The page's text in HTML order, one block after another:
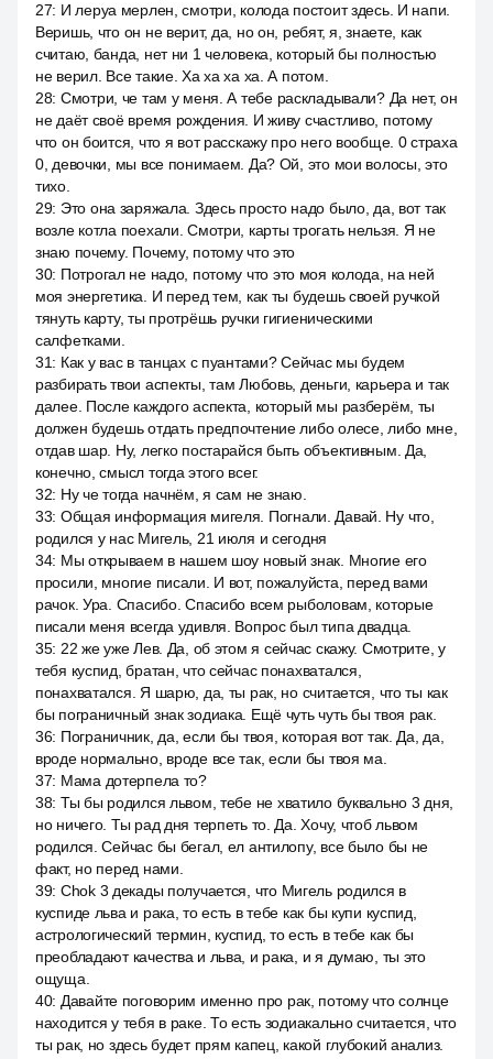
27: И леруа мерлен, смотри, колода постоит здесь. И напи.
Веришь, что он не верит, да, но он, ребят, я, знаете, как
считаю, банда, нет ни 1 человека, который бы полностью
не верил. Все такие. Ха ха ха ха. А потом.
28: Смотри, че там у меня. А тебе раскладывали? Да нет, он
не даёт своё время рождения. И живу счастливо, потому
что он боится, что я вот расскажу про него вообще. 0 страха
0, девочки, мы все понимаем. Да? Ой, это мои волосы, это
тихо.
29: Это она заряжала. Здесь просто надо было, да, вот так
возле котла поехали. Смотри, карты трогать нельзя. Я не
знаю почему. Почему, потому что это
30: Потрогал не надо, потому что это моя колода, на ней
моя энергетика. И перед тем, как ты будешь своей ручкой
тянуть карту, ты протрёшь ручки гигиеническими
салфетками.
31: Как у вас в танцах с пуантами? Сейчас мы будем
разбирать твои аспекты, там Любовь, деньги, карьера и так
далее. После каждого аспекта, который мы разберём, ты
должен будешь отдать предпочтение либо олесе, либо мне,
отдав шар. Ну, легко постарайся быть объективным. Да,
конечно, смысл тогда этого всег.
32: Ну че тогда начнём, я сам не знаю.
33: Общая информация мигеля. Погнали. Давай. Ну что,
родился у нас Мигель, 21 июля и сегодня
34: Мы открываем в нашем шоу новый знак. Многие его
просили, многие писали. И вот, пожалуйста, перед вами
рачок. Ура. Спасибо. Спасибо всем рыболовам, которые
писали меня всегда удивля. Вопрос был типа двадца.
35: 22 же уже Лев. Да, об этом я сейчас скажу. Смотрите, у
тебя куспид, братан, что сейчас понахватался,
понахватался. Я шарю, да, ты рак, но считается, что ты как
бы пограничный знак зодиака. Ещё чуть чуть бы твоя рак.
36: Пограничник, да, если бы твоя, которая вот так. Да, да,
вроде нормально, вроде все так, если бы твоя ма.
37: Мама дотерпела то?
38: Ты бы родился львом, тебе не хватило буквально 3 дня,
но ничего. Ты рад дня терпеть то. Да. Хочу, чтоб львом
родился. Сейчас бы бегал, ел антилопу, все было бы не
факт, но перед нами.
39: Chok 3 декады получается, что Мигель родился в
куспиде льва и рака, то есть в тебе как бы купи куспид,
астрологический термин, куспид, то есть в тебе как бы
преобладают качества и льва, и рака, и я думаю, ты это
ощуща.
40: Давайте поговорим именно про рак, потому что солнце
находится у тебя в раке. То есть зодиакально считается, что
ты рак, но здесь будет прям капец, какой глубокий анализ.